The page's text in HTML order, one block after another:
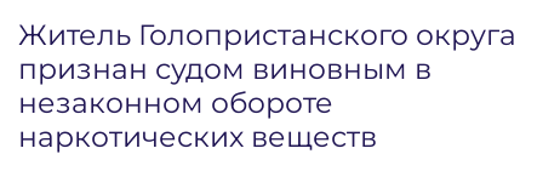
Житель Голопристанского округа
признан судом виновным в
незаконном обороте
наркотических веществ